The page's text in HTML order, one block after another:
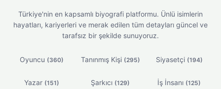
Türkiye'nin en kapsamlı biyografi platformu. Ünlü isimlerin
hayatları, kariyerleri ve merak edilen tüm detayları güncel ve
tarafsız bir şekilde sunuyoruz.
Oyuncu (360) Tanınmış Kişi (295) Siyasetçi (194)
Yazar (151) Şarkıcı (129) İş İnsanı (125)